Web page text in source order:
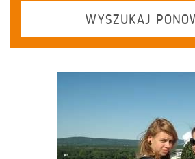
WYSZUKAJ